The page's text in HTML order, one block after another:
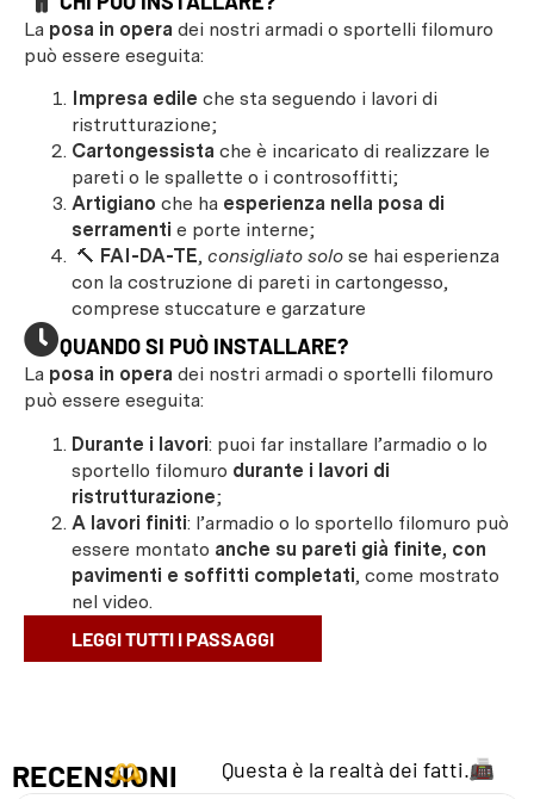
La posa in opera dei nostri armadi o sportelli filomuro
può essere eseguita:
Impresa edile che sta seguendo i lavori di
ristrutturazione;
Cartongessista che è incaricato di realizzare le
pareti o le spallette o i controsoffitti;
Artigiano che ha esperienza nella posa di
serramenti e porte interne;
🔨 FAI-DA-TE, consigliato solo se hai esperienza
con la costruzione di pareti in cartongesso,
comprese stuccature e garzature
QUANDO SI PUÒ INSTALLARE?
La posa in opera dei nostri armadi o sportelli filomuro
può essere eseguita:
Durante i lavori: puoi far installare l’armadio o lo
sportello filomuro durante i lavori di
ristrutturazione;
A lavori finiti: l’armadio o lo sportello filomuro può
essere montato anche su pareti già finite, con
pavimenti e soffitti completati, come mostrato
nel video.
LEGGI TUTTI I PASSAGGI
RECENSIONI Questa è la realtà dei fatti.